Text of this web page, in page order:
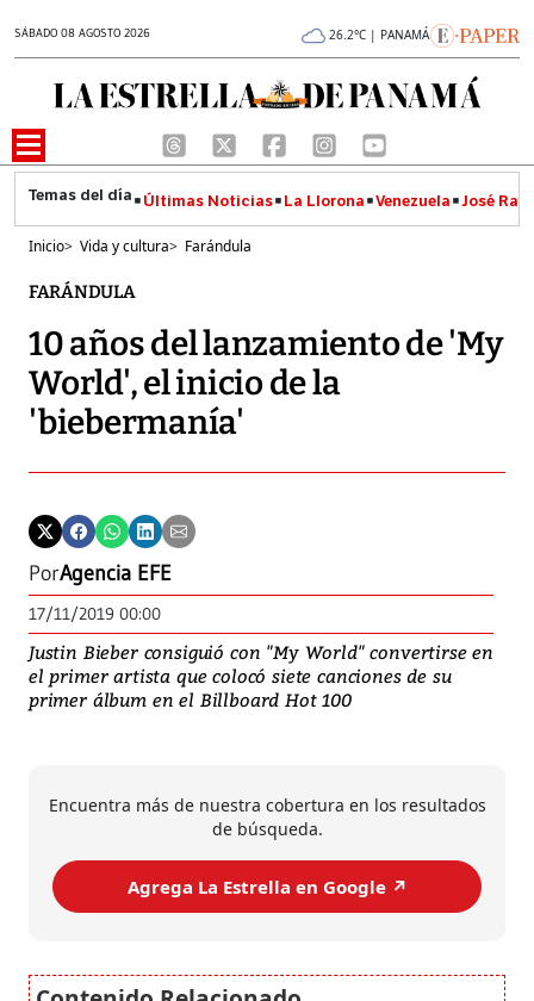
SÁBADO 08 AGOSTO 2026 26.2°C | PANAMÁ
Últimas Noticias La Llorona Venezuela José
Inicio> Vida y cultura> Farándula
FARÁNDULA
10 años del lanzamiento de 'My
World', el inicio de la
'biebermanía'
PorAgencia EFE
17/11/2019 00:00
Justin Bieber consiguió con "My World" convertirse en
el primer artista que colocó siete canciones de su
primer álbum en el Billboard Hot 100
Encuentra más de nuestra cobertura en los resultados
de búsqueda.
Agrega La Estrella en Google ↗️